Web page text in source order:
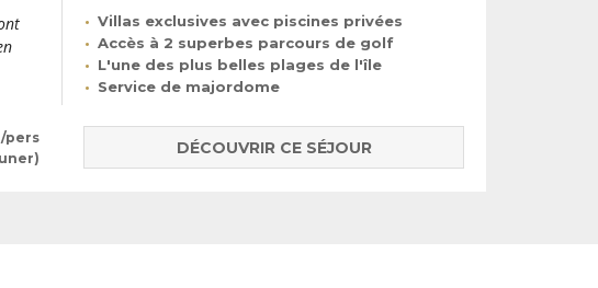
Villas exclusives avec piscines privées
Accès à 2 superbes parcours de golf
L'une des plus belles plages de l'île
Service de majordome
/pers
DÉCOUVRIR CE SÉJOUR